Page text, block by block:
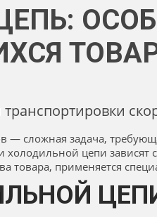
— сложная задача,
цепи зависят
товара, применяется